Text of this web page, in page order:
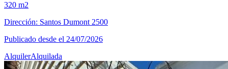
320 m2
Dirección: Santos Dumont 2500
Publicado desde el 24/07/2026
AlquilerAlquilada